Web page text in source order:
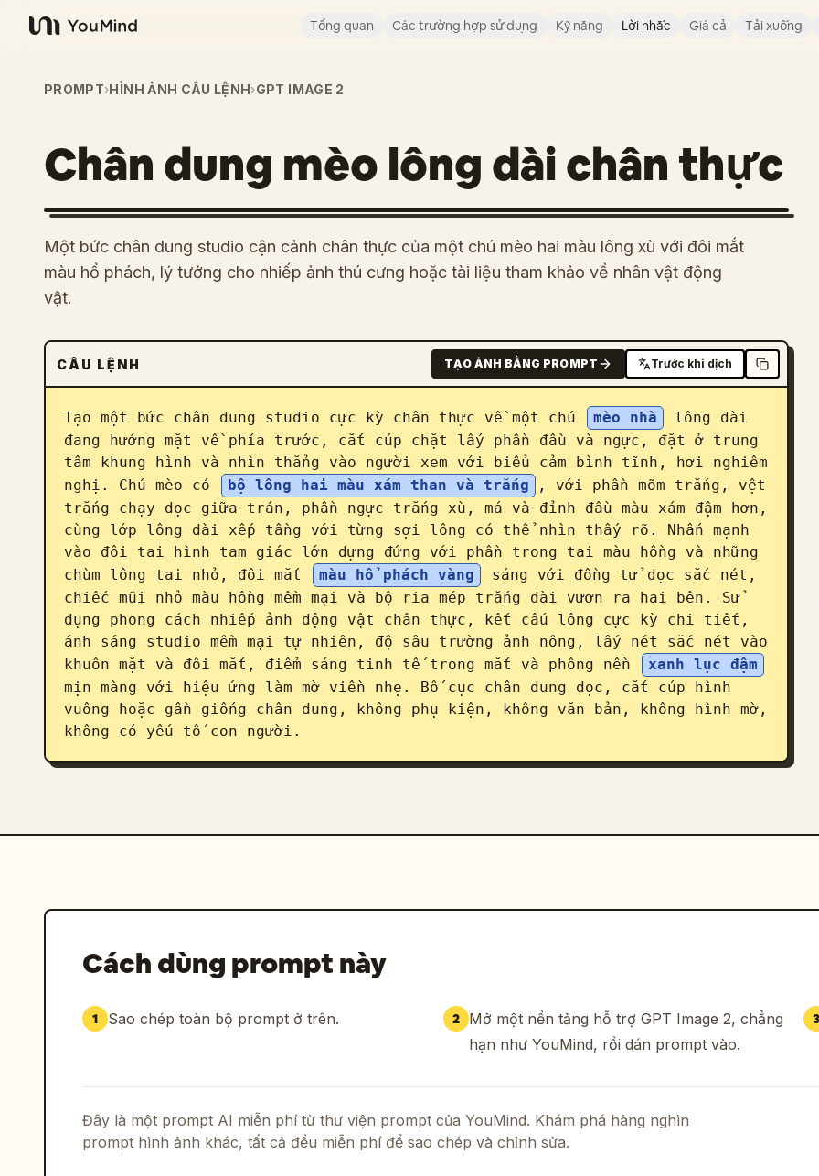
YouMind
Tổng quan Các trường hợp sử dụng Kỹ năng Lời nhắc Giá cả Tải xuống
PROMPT›HÌNH ẢNH CÂU LỆNH›GPT IMAGE 2
Chân dung mèo lông dài chân thực
Một bức chân dung studio cận cảnh chân thực của một chú mèo hai màu lông xù với đôi mắt
màu hổ phách, lý tưởng cho nhiếp ảnh thú cưng hoặc tài liệu tham khảo về nhân vật động
vật.
CÂU LỆNH TẠO ẢNH BẰNG PROMPT Trước khi dịch
Tạo một bức chân dung studio cực kỳ chân thực về một chú mèo nhà
lông dài
đang hướng mặt về phía trước, cắt cúp chặt lấy phần đầu và ngực, đặt ở trung
tâm khung hình và nhìn thẳng vào người xem với biểu cảm bình tĩnh, hơi nghiêm
nghị. Chú mèo có
bộ lông hai màu xám than và trắng
, với phần mõm trắng, vệt
trắng chạy dọc giữa trán, phần ngực trắng xù, má và đỉnh đầu màu xám đậm hơn,
cùng lớp lông dài xếp tầng với từng sợi lông có thể nhìn thấy rõ. Nhấn mạnh
vào đôi tai hình tam giác lớn dựng đứng với phần trong tai màu hồng và những
chùm lông tai nhỏ, đôi mắt
màu hổ phách vàng
sáng với đồng tử dọc sắc nét,
chiếc mũi nhỏ màu hồng mềm mại và bộ ria mép trắng dài vươn ra hai bên. Sử
dụng phong cách nhiếp ảnh động vật chân thực, kết cấu lông cực kỳ chi tiết,
ánh sáng studio mềm mại tự nhiên, độ sâu trường ảnh nông, lấy nét sắc nét vào
khuôn mặt và đôi mắt, điểm sáng tinh tế trong mắt và phông nền
xanh lục đậm
mịn màng với hiệu ứng làm mờ viền nhẹ. Bố cục chân dung dọc, cắt cúp hình
vuông hoặc gần giống chân dung, không phụ kiện, không văn bản, không hình mờ,
không có yếu tố con người.
Cách dùng prompt này
1 Sao chép toàn bộ prompt ở trên. 2 Mở một nền tảng hỗ trợ GPT Image 2, chẳng
hạn như YouMind, rồi dán prompt vào.
3
Đây là một prompt AI miễn phí từ thư viện prompt của YouMind. Khám phá hàng nghìn
prompt hình ảnh khác, tất cả đều miễn phí để sao chép và chỉnh sửa.